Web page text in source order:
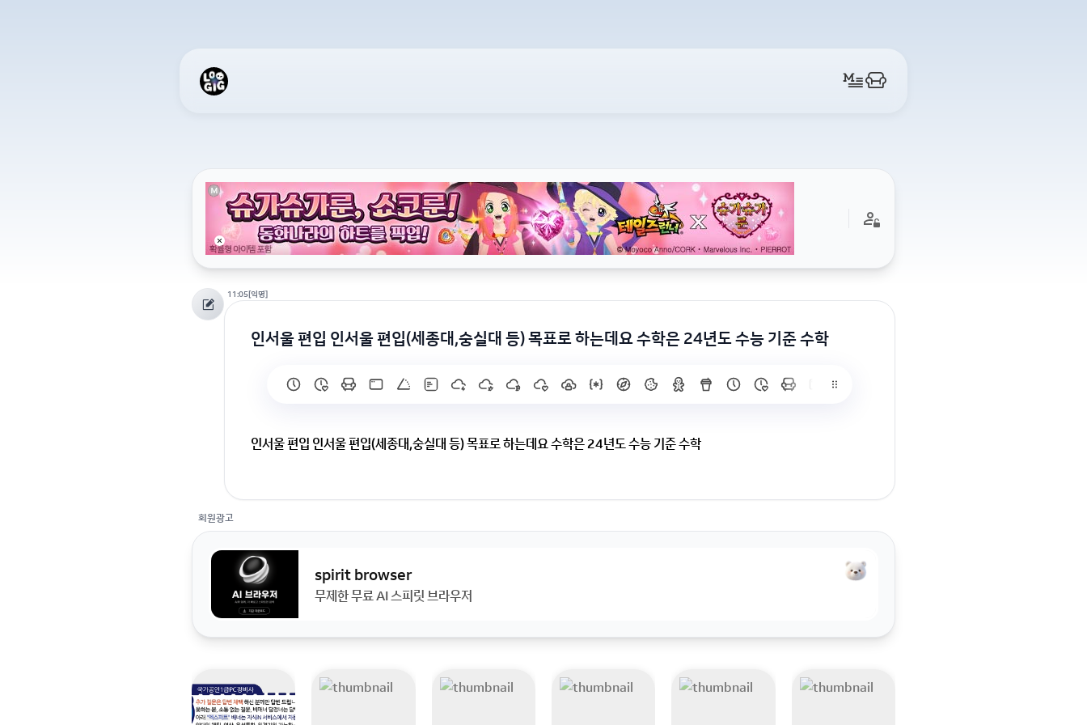
11:05[익명]
인서울 편입 인서울 편입(세종대,숭실대 등) 목표로 하는데요 수학은 24년도 수능 기준 수학
인서울 편입 인서울 편입(세종대,숭실대 등) 목표로 하는데요 수학은 24년도 수능 기준 수학
회원광고
spirit browser
무제한 무료 AI 스피릿 브라우저